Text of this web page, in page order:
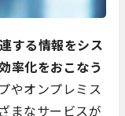
する情報をシス
率化をおこなう
やオンプレミス
まなサービスが